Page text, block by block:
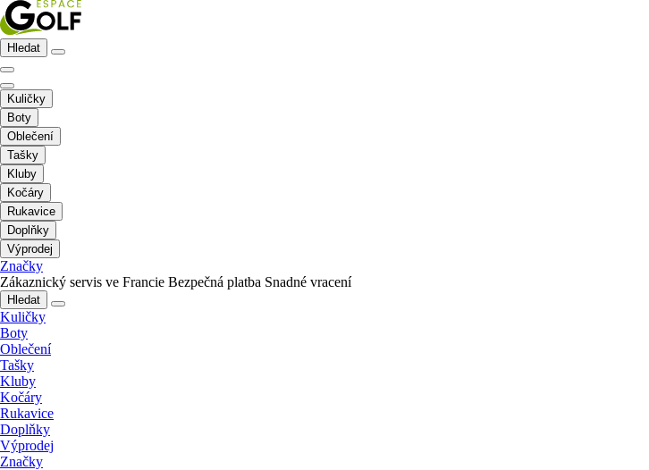
Hledat
Kuličky
Boty
Oblečení
Tašky
Kluby
Kočáry
Rukavice
Doplňky
Výprodej
Značky
Zákaznický servis ve Francie Bezpečná platba Snadné vracení
Hledat
Kuličky
Boty
Oblečení
Tašky
Kluby
Kočáry
Rukavice
Doplňky
Výprodej
Značky